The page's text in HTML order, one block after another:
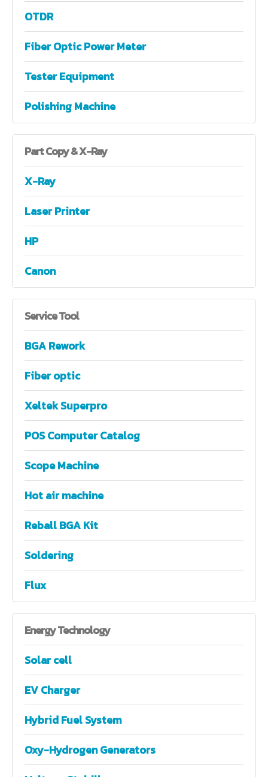
OTDR
Fiber Optic Power Meter
Tester Equipment
Polishing Machine
PartCopy & X-Ray
X-Ray
Laser Printer
HP
Canon
ServiceTool
BGA Rework
Fiber optic
Xeltek Superpro
POS Computer Catalog
Scope Machine
Hot air machine
Reball BGA Kit
Soldering
Flux
EnergyTechnology
Solar cell
EV Charger
Hybrid Fuel System
Oxy-Hydrogen Generators